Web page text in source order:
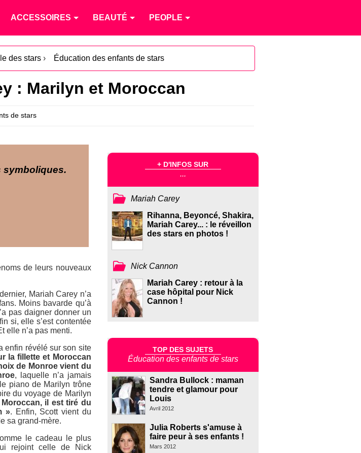
ACCESSOIRES BEAUTÉ PEOPLE
des stars › Éducation des enfants de stars
: Marilyn et Moroccan
de stars
symboliques.
de leurs nouveaux
Mariah Carey n’a
Moins bavarde qu’à
pas daigner donner un
si, elle s’est contentée
elle n’a pas menti.
enfin révélé sur son site
la fillette et Moroccan
de Monroe vient du
, laquelle n’a jamais
piano de Marilyn trône
du voyage de Marilyn
Moroccan, il est tiré du
». Enfin, Scott vient du
sa grand-mère.
le cadeau le plus
rejoint celle de Nick
+ D'INFOS SUR
...
Mariah Carey
Rihanna, Beyoncé, Shakira,
Mariah Carey... : le réveillon
des stars en photos !
Nick Cannon
Mariah Carey : retour à la
case hôpital pour Nick
Cannon !
TOP DES SUJETS
Éducation des enfants de stars
Sandra Bullock : maman
tendre et glamour pour
Louis
Avril 2012
Julia Roberts s'amuse à
faire peur à ses enfants !
Mars 2012